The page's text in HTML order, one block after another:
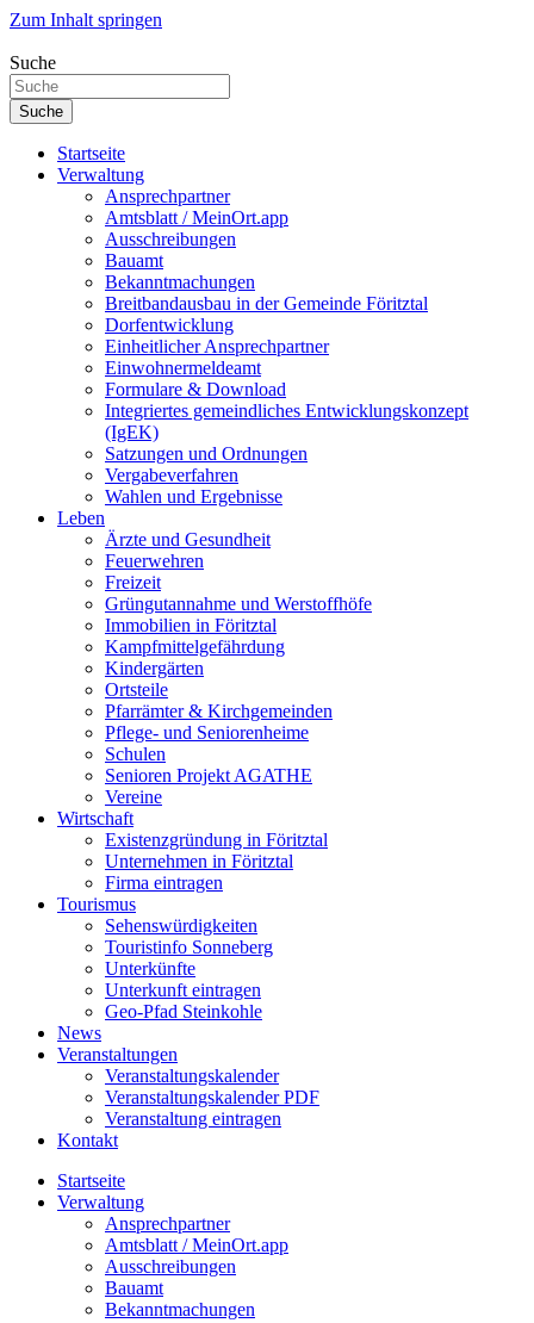
Zum Inhalt springen
Suche
Suche
Startseite
Verwaltung
Ansprechpartner
Amtsblatt / MeinOrt.app
Ausschreibungen
Bauamt
Bekanntmachungen
Breitbandausbau in der Gemeinde Föritztal
Dorfentwicklung
Einheitlicher Ansprechpartner
Einwohnermeldeamt
Formulare & Download
Integriertes gemeindliches Entwicklungskonzept
(IgEK)
Satzungen und Ordnungen
Vergabeverfahren
Wahlen und Ergebnisse
Leben
Ärzte und Gesundheit
Feuerwehren
Freizeit
Grüngutannahme und Werstoffhöfe
Immobilien in Föritztal
Kampfmittelgefährdung
Kindergärten
Ortsteile
Pfarrämter & Kirchgemeinden
Pflege- und Seniorenheime
Schulen
Senioren Projekt AGATHE
Vereine
Wirtschaft
Existenzgründung in Föritztal
Unternehmen in Föritztal
Firma eintragen
Tourismus
Sehenswürdigkeiten
Touristinfo Sonneberg
Unterkünfte
Unterkunft eintragen
Geo-Pfad Steinkohle
News
Veranstaltungen
Veranstaltungskalender
Veranstaltungskalender PDF
Veranstaltung eintragen
Kontakt
Startseite
Verwaltung
Ansprechpartner
Amtsblatt / MeinOrt.app
Ausschreibungen
Bauamt
Bekanntmachungen